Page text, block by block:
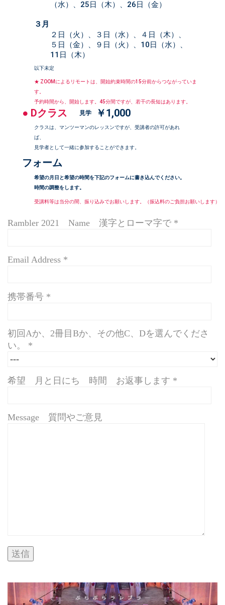
（水）、25日（木）、26日（金）
３月
２日（火）、３日（水）、４日（木）、
５日（金）、９日（火）、10日（水）、
11日（木）
以下未定
★ ZOOMによるリモートは、開始約束時間の15分前からつながっていま
す。
予約時間から、開始します。45分間ですが、若干の長短はあります。
● Dクラス 見学 ￥1,000
クラスは、マンツーマンのレッスンですが、受講者の許可があれ
ば、
見学者として一緒に参加することができます。
フォーム
希望の月日と希望の時間を下記のフォームに書き込んでください。
時間の調整をします。
受講料等は当分の間、振り込みでお願いします。（振込料のご負担お願いします）
Rambler 2021 Name 漢字とローマ字で *
Email Address *
携帯番号 *
初回Aか、2冊目Bか、その他C、Dを選んでくださ
い。 *
希望 月と日にち 時間 お返事します *
Message 質問やご意見